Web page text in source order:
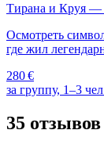
Тирана и Круя —
Осмотреть
где жил
280 €
за группу, 1–3
35